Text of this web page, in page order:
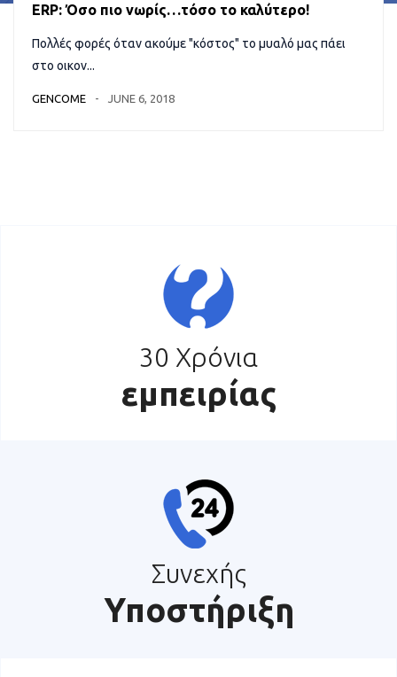
ERP: Όσο πιο νωρίς…τόσο το καλύτερο!
Πολλές φορές όταν ακούμε "κόστος" το μυαλό μας πάει
στο οικον...
GENCOME JUNE 6, 2018
30 Χρόνια
εμπειρίας
Συνεχής
Υποστήριξη